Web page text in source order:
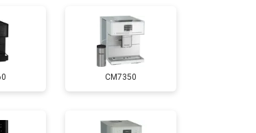
Заказать
CM7350